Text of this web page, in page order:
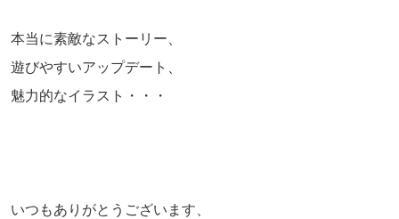
本当に素敵なストーリー、
遊びやすいアップデート、
魅力的なイラスト・・・
いつもありがとうございます、